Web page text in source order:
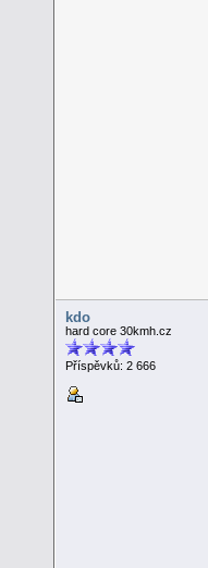
kdo
hard core 30kmh.cz
Příspěvků: 2 666